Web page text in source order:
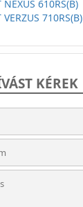
NEXUS 610RS(B)
710RS(B)
KÉREK